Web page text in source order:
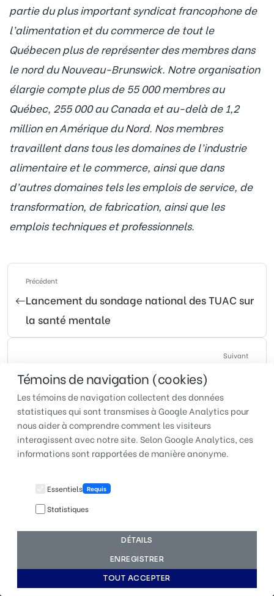
Témoins de navigation (cookies)
Les témoins de navigation collectent des données
statistiques qui sont transmises à Google Analytics pour
nous aider à comprendre comment les visiteurs
interagissent avec notre site. Selon Google Analytics, ces
informations sont rapportées de manière anonyme.
Essentiels Requis
Statistiques
DÉTAILS
ENREGISTRER
TOUT ACCEPTER
partie du plus important syndicat francophone de
l’alimentation et du commerce de tout le
Québecen plus de représenter des membres dans
le nord du Nouveau-Brunswick. Notre organisation
élargie compte plus de 55 000 membres au
Québec, 255 000 au Canada et au-delà de 1,2
million en Amérique du Nord. Nos membres
travaillent dans tous les domaines de l’industrie
alimentaire et le commerce, ainsi que dans
d’autres domaines tels les emplois de service, de
transformation, de fabrication, ainsi que les
emplois techniques et professionnels.
Précédent
Lancement du sondage national des TUAC sur
la santé mentale
Suivant
Avenir sécurisé au Pavillon Marie-Reine-des-
Cœurs
TUAC QUÉBEC | Pour faire
© 2026 TUAC Québec | Fièrement conçu et hébergé par
Québec Studio